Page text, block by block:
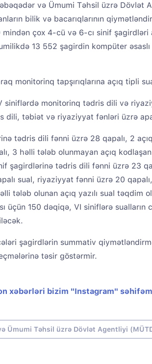
və Ümumi Təhsil üzrə Dövlət
bilik və bacarıqlarının
çox 4-cü və 6-cı sinif şagirdləri
13 552 şagirdin kompüter
monitorinq tapşırıqlarına açıq tipli
siniflərdə monitorinq tədris dili və
dili, təbiət və riyaziyyat fənləri üzrə
tədris dili fənni üzrə 28 qapalı, 2
3 həlli tələb olunmayan açıq
şagirdlərinə tədris dili fənni üzrə 23
sual, riyaziyyat fənni üzrə 20
tələb olunan açıq yazılı sual təqdim
üçün 150 dəqiqə, VI siniflərə sualların
şagirdlərin summativ
təsir göstərmir.
xəbərləri bizim "Instagram"
Ümumi Təhsil üzrə Dövlət Agentliyi